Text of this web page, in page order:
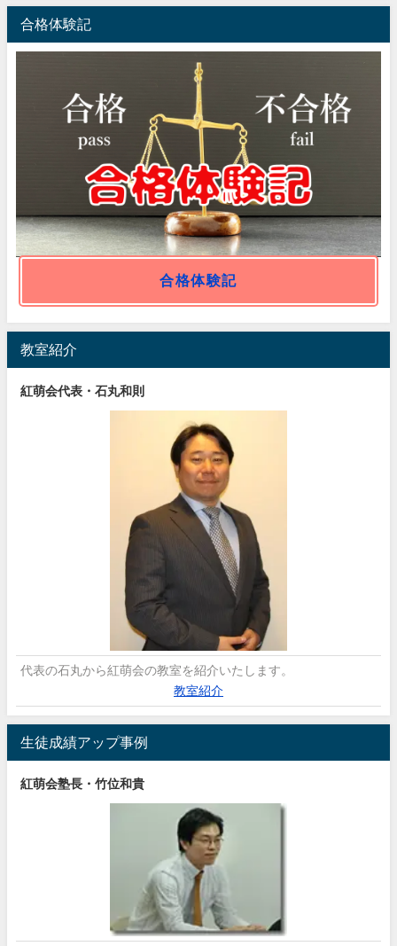
合格体験記
合格体験記
教室紹介
紅萌会代表・石丸和則
代表の石丸から紅萌会の教室を紹介いたします。
教室紹介
生徒成績アップ事例
紅萌会塾長・竹位和貴